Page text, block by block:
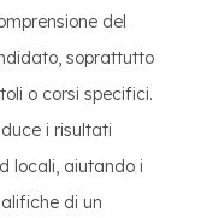
del
soprattutto
o corsi specifici.
i risultati
locali, aiutando i
di un